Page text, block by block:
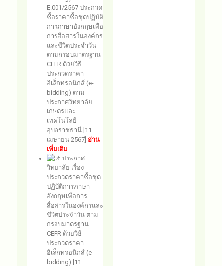
E.001/2567 ประกวด
ซื้อราคาซื้อชุดปฏิบัติ
การภาษาอังกฤษเพื่อ
การสื่อสารในองค์กร
และชีวิตประจำวัน
ตามกรอบมาตรฐาน
CEFR ด้วยวิธี
ประกวดราคา
อิเล็กทรอนิกส์ (e-
bidding) ตาม
ประกาศวิทยาลัย
เกษตรและ
เทคโนโลยี
อุบลราชธานี [11
เมษายน 2567] อ่าน
เพิ่มเติม
ประกาศ
วิทยาลัย เรื่อง
ประกวดราคาซื้อชุด
ปฏิบัติการภาษา
อังกฤษเพื่อการ
สื่อสารในองค์กรและ
ชีวิตประจำวัน ตาม
กรอบมาตรฐาน
CEFR ด้วยวิธี
ประกวดราคา
อิเล็กทรอนิกส์ (e-
bidding) [11